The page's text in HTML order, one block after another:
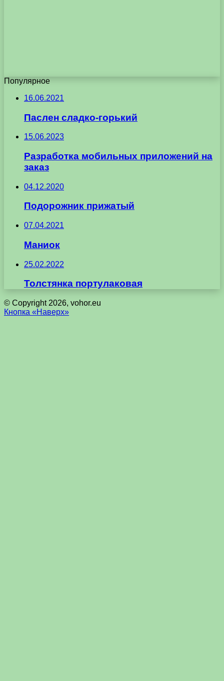
Популярное
16.06.2021
Паслен сладко-горький
15.06.2023
Разработка мобильных приложений на
заказ
04.12.2020
Подорожник прижатый
07.04.2021
Маниок
25.02.2022
Толстянка портулаковая
© Copyright 2026, vohor.eu
Кнопка «Наверх»